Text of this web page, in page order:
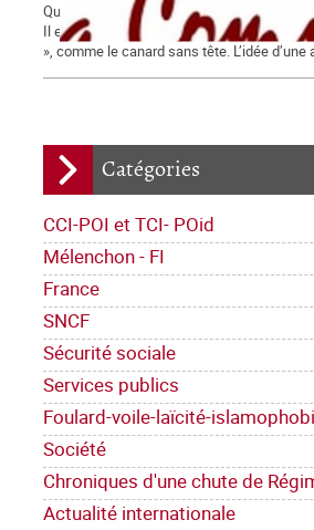
Catégories
CCI-POI et TCI- POid
Mélenchon - FI
France
SNCF
Sécurité sociale
Services publics
Foulard-voile-laïcité-
Société
Chroniques d'une chute de
Actualité internationale
Quelques remarques à propos d’un
Il est désormais clair que la Ve République
», comme le canard sans tête. L’idée